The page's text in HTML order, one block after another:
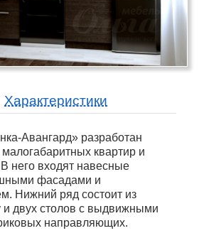
Характеристики
Авангард» разработан
квартир и
В него входят навесные
фасадами и
Нижний ряд состоит из
и двух столов с выдвижными
направляющих.